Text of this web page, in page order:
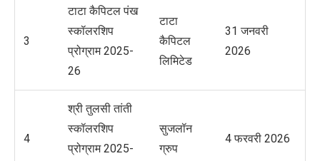
3
टाटा कैपिटल पंख
स्कॉलरशिप
प्रोग्राम 2025-
26
टाटा
कैपिटल
लिमिटेड
31 जनवरी
2026
4
श्री तुलसी तांती
स्कॉलरशिप
प्रोग्राम 2025-
सुजलॉन
ग्रुप
4 फरवरी 2026